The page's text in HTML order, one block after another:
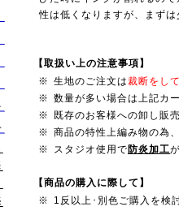
性は低くなりますが、まず
【取扱い上の注意事項】
※ 生地のご注文は裁断をし
※ 数量が多い場合は上記カ
※
既存のお客様への卸し販
※ 商品の特性上編み物の為
※
スタジオ使用で 防炎加工
【商品の購入に際して】
※
1反以上･別色ご購入を検